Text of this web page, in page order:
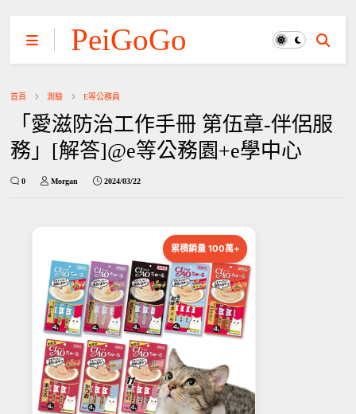
PeiGoGo
首頁 測驗 E等公務員
「愛滋防治工作手冊 第伍章-伴侶服
務」[解答]@e等公務園+e學中心
0 Morgan 2024/03/22
累積銷量 100萬+